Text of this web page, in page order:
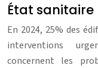
État
En 2024, 25% des
interventions
concernent les